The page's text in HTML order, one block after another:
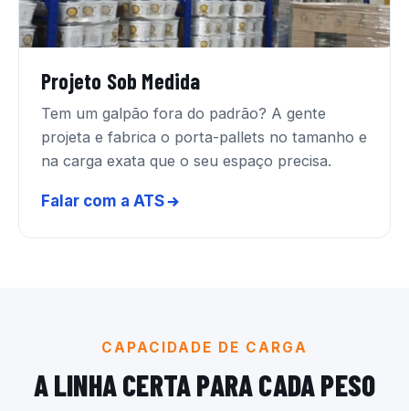
Projeto Sob Medida
Tem um galpão fora do padrão? A gente
projeta e fabrica o porta-pallets no tamanho e
na carga exata que o seu espaço precisa.
Falar com a ATS
CAPACIDADE DE CARGA
A LINHA CERTA PARA CADA PESO